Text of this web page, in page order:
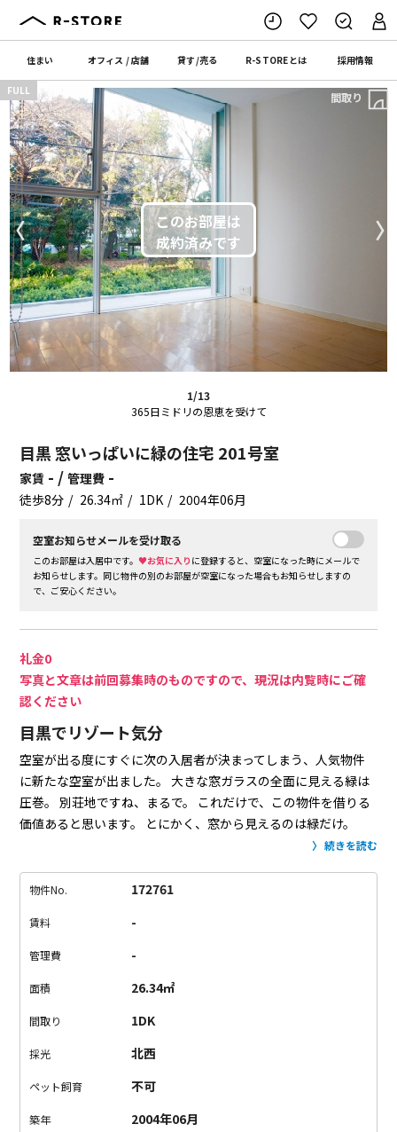
住まい オフィス /店舗 貸す/売る R-STOREとは 採用情報
1/13
365日ミドリの恩恵を受けて
〈 〉
FULL 間取り
目黒 窓いっぱいに緑の住宅 201号室
家賃 - /管理費 -
徒歩8分 26.34㎡ 1DK 2004年06月
空室お知らせメールを受け取る
このお部屋は入居中です。♥お気に入り に登録すると、空室になった時にメールで
お知らせします。同じ物件の別のお部屋が空室になった場合もお知らせしますの
で、ご安心ください。
礼金0
写真と文章は前回募集時のものですので、現況は内覧時にご確
認ください
目黒でリゾート気分
空室が出る度にすぐに次の入居者が決まってしまう、人気物件
に新たな空室が出ました。
大きな窓ガラスの全面に見える緑は
圧巻。 別荘地ですね、まるで。
これだけで、この物件を借りる
価値あると思います。
とにかく、窓から見えるのは緑だけ。
ここまでの物件はお目にか
ルの4帖ほどのリビングスペースと、緑の窓に面するベッドスペ
う構成。
玄関ホールはラグを敷いて居住性を高めても良いし、
土間っぽく使っても良いマルチな感じ。
緑がバス越しに見えるという点で◎！
メですね。
加えて部屋全体が明るくなる効果も。
にあること。
こんな場所にこんなリゾートみたいな部屋を持て
るなんて、素晴らしいと思いません？
う。あ、安心してください、お部屋からは365日グリーンビュー
続きを読む
物件No. 172761
賃料 -
管理費 -
面積 26.34㎡
間取り 1DK
採光 北西
ペット飼育 不可
築年 2004年06月